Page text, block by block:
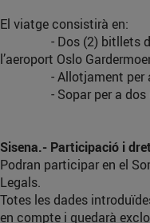
El viatge consistirà en:
- Dos (2) bitllets d’avió
l’aeroport Oslo
- Allotjament per a
- Sopar per a dos (2
Sisena.- Participació i
Podran participar en el
Legals.
Totes les dades
en compte i quedarà